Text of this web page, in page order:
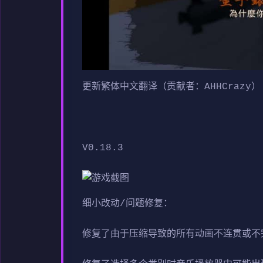
更新繁体中文翻译（贡献者：AHHCrazy）
V0.18.3
细小改动/问题修复：
修复了由于压缩导致的所有动画不连贯或